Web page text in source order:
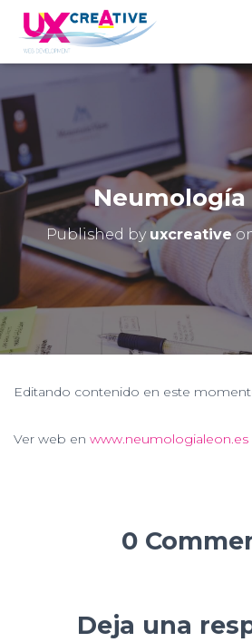
Neumología
Published by uxcreative
Editando contenido en este
Ver web en www.neumologialeon.es
0
Deja una